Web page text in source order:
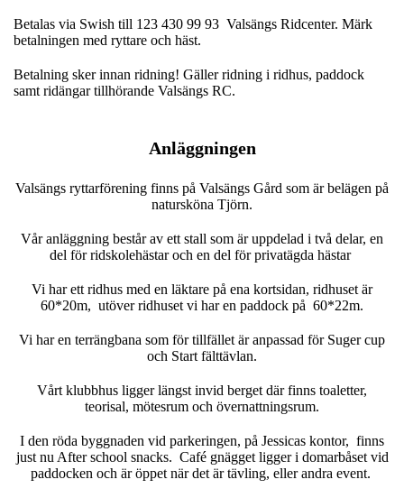
Betalas via Swish till 123 430 99 93 Valsängs Ridcenter. Märk
betalningen med ryttare och häst.
Betalning sker innan ridning! Gäller ridning i ridhus, paddock
samt ridängar tillhörande Valsängs RC.
Anläggningen
Valsängs ryttarförening finns på Valsängs Gård som är belägen på
natursköna Tjörn.
Vår anläggning består av ett stall som är uppdelad i två delar, en
del för ridskolehästar och en del för privatägda hästar
Vi har ett ridhus med en läktare på ena kortsidan, ridhuset är
60*20m, utöver ridhuset vi har en paddock på 60*22m.
Vi har en terrängbana som för tillfället är anpassad för Suger cup
och Start fälttävlan.
Vårt klubbhus ligger längst invid berget där finns toaletter,
teorisal, mötesrum och övernattningsrum.
I den röda byggnaden vid parkeringen, på Jessicas kontor, finns
just nu After school snacks. Café gnägget ligger i domarbåset vid
paddocken och är öppet när det är tävling, eller andra event.